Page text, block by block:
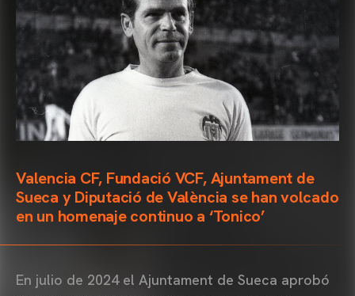
Valencia CF, Fundació VCF, Ajuntament de
Sueca y Diputació de València se han volcado
en un homenaje continuo a ‘Tonico’
En julio de 2024 el Ajuntament de Sueca aprobó